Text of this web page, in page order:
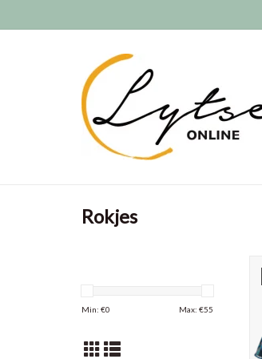
Rokjes
Min: €0 Max: €55